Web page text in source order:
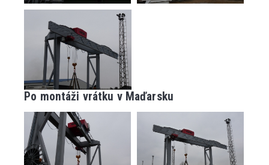
Po montáži vrátku v Maďarsku